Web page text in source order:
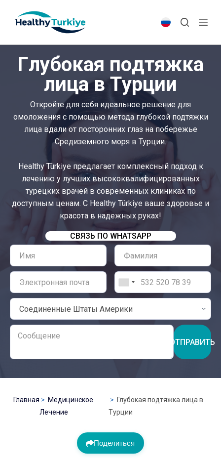
p
Глубокая подтяжка
лица в Турции
Откройте для себя идеальное решение для
омоложения с помощью метода глубокой подтяжки
лица вдали от посторонних глаз на побережье
Средиземного моря в Турции.
Healthy Türkiye предлагает комплексный подход к
лечению у лучших высококвалифицированных
турецких врачей в современных клиниках по
доступным ценам. С Healthy Türkiye ваше здоровье и
красота в надежных руках!
СВЯЗЬ ПО WHATSAPP
ОТПРАВИТЬ
Главная
Медицинское
Лечение
Глубокая подтяжка лица в
Турции
Поделиться